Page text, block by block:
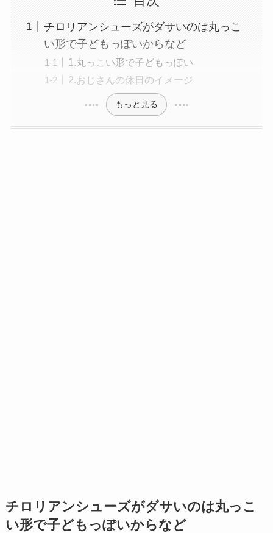
チロリアンシューズがダサいのは丸っこ
い形で子どもっぽいからなど
1.丸っこい形で子どもっぽい
2.おじさんの休日のイメージ
もっと見る
チロリアンシューズがダサいのは丸っこ
い形で子どもっぽいからなど